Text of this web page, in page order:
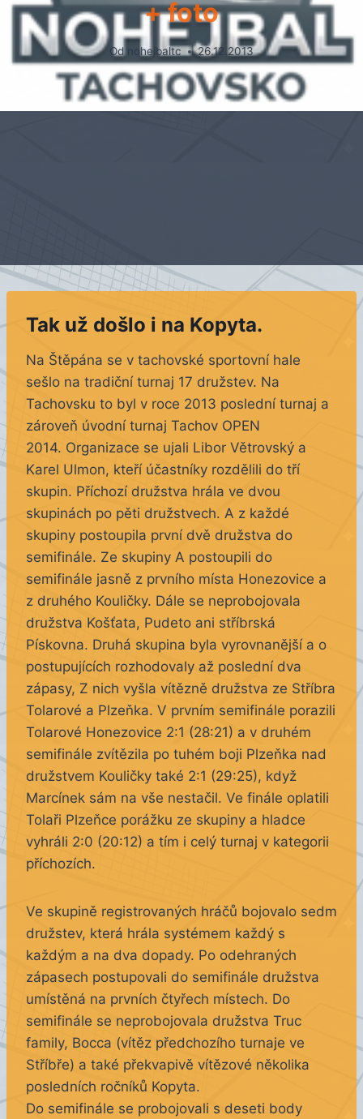
+ foto
Od nohejbaltc 26.12.2013
Tak už došlo i na Kopyta.
Na Štěpána se v tachovské sportovní hale
sešlo na tradiční turnaj 17 družstev. Na
Tachovsku to byl v roce 2013 poslední turnaj a
zároveň úvodní turnaj Tachov OPEN
2014. Organizace se ujali Libor Větrovský a
Karel Ulmon, kteří účastníky rozdělili do tří
skupin. Příchozí družstva hrála ve dvou
skupinách po pěti družstvech. A z každé
skupiny postoupila první dvě družstva do
semifinále. Ze skupiny A postoupili do
semifinále jasně z prvního místa Honezovice a
z druhého Kouličky. Dále se neprobojovala
družstva Košťata, Pudeto ani stříbrská
Pískovna. Druhá skupina byla vyrovnanější a o
postupujících rozhodovaly až poslední dva
zápasy, Z nich vyšla vítězně družstva ze Stříbra
Tolarové a Plzeňka. V prvním semifinále porazili
Tolarové Honezovice 2:1 (28:21) a v druhém
semifinále zvítězila po tuhém boji Plzeňka nad
družstvem Kouličky také 2:1 (29:25), když
Marcínek sám na vše nestačil. Ve finále oplatili
Tolaři Plzeňce porážku ze skupiny a hladce
vyhráli 2:0 (20:12) a tím i celý turnaj v kategorii
příchozích.
Ve skupině registrovaných hráčů bojovalo sedm
družstev, která hrála systémem každý s
každým a na dva dopady. Po odehraných
zápasech postupovali do semifinále družstva
umístěná na prvních čtyřech místech. Do
semifinále se neprobojovala družstva Truc
family, Bocca (vítěz předchozího turnaje ve
Stříbře) a také překvapivě vítězové několika
posledních ročníků Kopyta.
Do semifinále se probojovali s deseti body